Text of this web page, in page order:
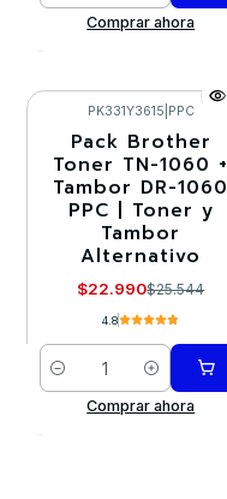
Comprar ahora
-10%
PK331Y3615 PPC
Pack Brother
Toner TN-1060 +
Tambor DR-1060
PPC | Toner y
Tambor
Alternativo
$22.990$25.544
4.8
Cantidad
Comprar ahora